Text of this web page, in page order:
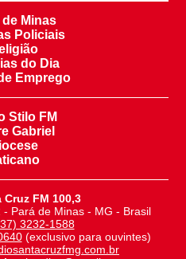
de Minas
Policiais
do Dia
Emprego
Stilo FM
Gabriel
Cruz FM 100,3
Pará de Minas - MG - Brasil
3232-1588
(exclusivo para ouvintes)